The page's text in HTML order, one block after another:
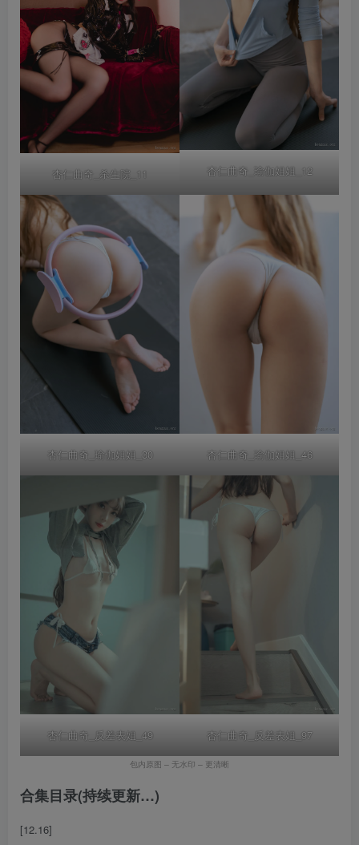
杏仁曲奇_杀生院_11 杏仁曲奇_瑜伽姐姐_12
杏仁曲奇_瑜伽姐姐_30 杏仁曲奇_瑜伽姐姐_46
杏仁曲奇_反差表姐_49 杏仁曲奇_反差表姐_97
包内原图 – 无水印 – 更清晰
合集目录(持续更新…)
[12.16]